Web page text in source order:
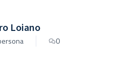
Loiano
0